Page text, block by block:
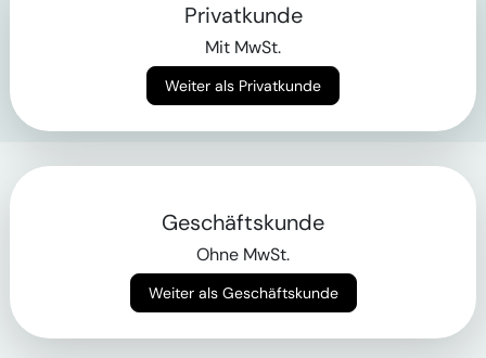
Privatkunde
Mit MwSt.
Weiter als Privatkunde
Geschäftskunde
Ohne MwSt.
Weiter als Geschäftskunde